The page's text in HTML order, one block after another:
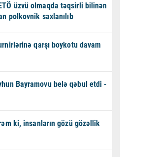
üzvü olmaqda təqsirli bilinən
polkovnik saxlanılıb
qarşı boykotu davam
Bayramovu belə qəbul etdi -
ki, insanların gözü gözəllik